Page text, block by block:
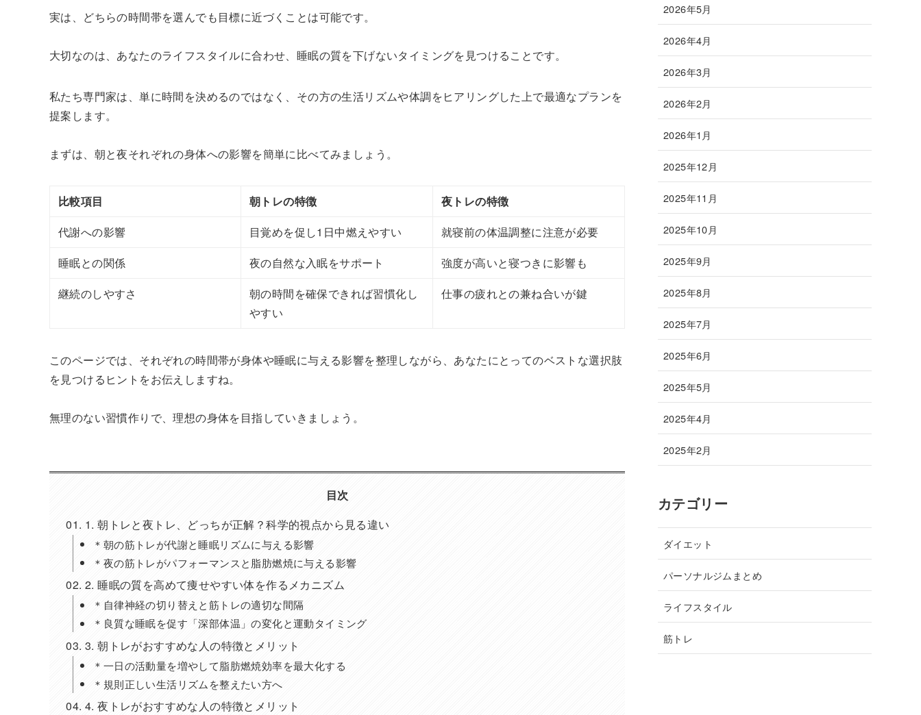
実は、どちらの時間帯を選んでも目標に近づくことは可能です。
大切なのは、あなたのライフスタイルに合わせ、睡眠の質を下げないタイミングを見つけることです。
私たち専門家は、単に時間を決めるのではなく、その方の生活リズムや体調をヒアリングした上で最適なプランを
提案します。
まずは、朝と夜それぞれの身体への影響を簡単に比べてみましょう。
比較項目 朝トレの特徴
夜トレの特徴
代謝への影響
目覚めを促し1日中燃えやすい
就寝前の体温調整に注意が必要
睡眠との関係
夜の自然な入眠をサポート
強度が高いと寝つきに影響も
継続のしやすさ
朝の時間を確保できれば習慣化し
やすい
仕事の疲れとの兼ね合いが鍵
このページでは、それぞれの時間帯が身体や睡眠に与える影響を整理しながら、あなたにとってのベストな選択肢
を見つけるヒントをお伝えしますね。
無理のない習慣作りで、理想の身体を目指していきましょう。
目次
1. 朝トレと夜トレ、どっちが正解？科学的視点から見る違い
＊朝の筋トレが代謝と睡眠リズムに与える影響
＊夜の筋トレがパフォーマンスと脂肪燃焼に与える影響
2. 睡眠の質を高めて痩せやすい体を作るメカニズム
＊自律神経の切り替えと筋トレの適切な間隔
＊良質な睡眠を促す「深部体温」の変化と運動タイミング
3. 朝トレがおすすめな人の特徴とメリット
＊一日の活動量を増やして脂肪燃焼効率を最大化する
＊規則正しい生活リズムを整えたい方へ
4. 夜トレがおすすめな人の特徴とメリット
2026年5月
2026年4月
2026年3月
2026年2月
2026年1月
2025年12月
2025年11月
2025年10月
2025年9月
2025年8月
2025年7月
2025年6月
2025年5月
2025年4月
2025年2月
カテゴリー
ダイエット
パーソナルジムまとめ
ライフスタイル
筋トレ